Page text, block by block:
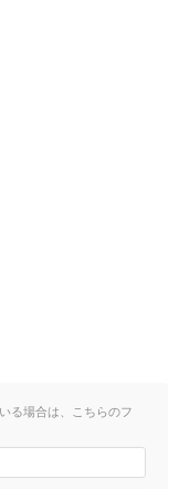
る場合は、こちらのフ